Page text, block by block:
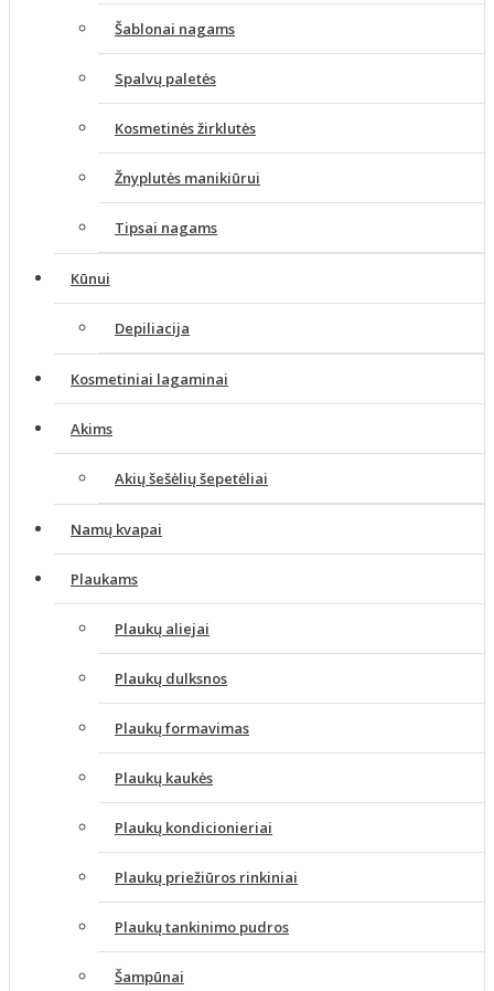
Šablonai nagams
Spalvų paletės
Kosmetinės žirklutės
Žnyplutės manikiūrui
Tipsai nagams
Kūnui
Depiliacija
Kosmetiniai lagaminai
Akims
Akių šešėlių šepetėliai
Namų kvapai
Plaukams
Plaukų aliejai
Plaukų dulksnos
Plaukų formavimas
Plaukų kaukės
Plaukų kondicionieriai
Plaukų priežiūros rinkiniai
Plaukų tankinimo pudros
Šampūnai